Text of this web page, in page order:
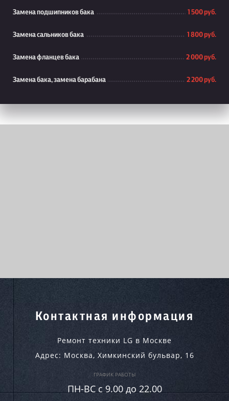
Замена подшипников бака 1 500 руб.
Замена сальников бака 1 800 руб.
Замена фланцев бака 2 000 руб.
Замена бака, замена барабана 2 200 руб.
Контактная информация
Ремонт техники LG в Москве
Адрес: Москва, Химкинский бульвар, 16
ГРАФИК РАБОТЫ
ПН-ВC c 9.00 до 22.00